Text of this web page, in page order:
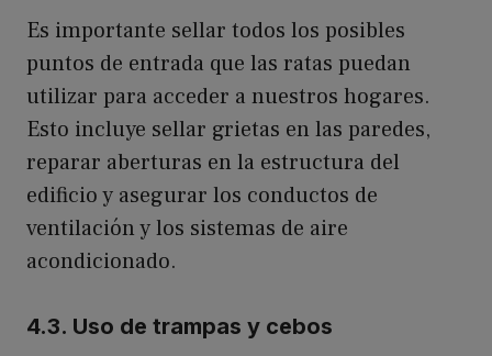
Es importante sellar todos los posibles
puntos de entrada que las ratas puedan
utilizar para acceder a nuestros hogares.
Esto incluye sellar grietas en las paredes,
reparar aberturas en la estructura del
edificio y asegurar los conductos de
ventilación y los sistemas de aire
acondicionado.
4.3. Uso de trampas y cebos